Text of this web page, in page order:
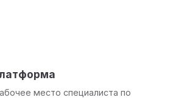
место специалиста по